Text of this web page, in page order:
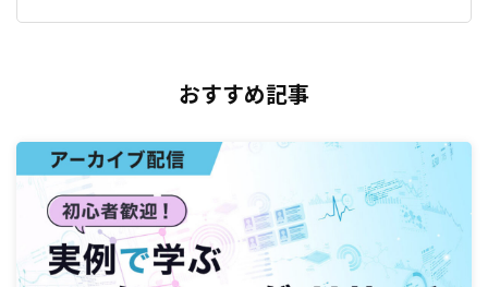
おすすめ記事